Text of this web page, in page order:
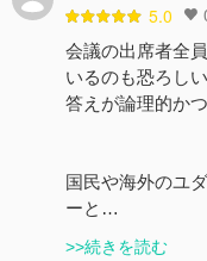
5.0
会議の出席者全
いるのも恐ろし
答えが論理的か
国民や海外のユ
ーと…
>>続きを読む